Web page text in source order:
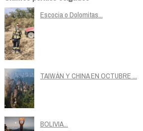
Escocia o Dolomitas...
TAIWÁN Y CHINA EN OCTUBRE ...
BOLIVIA...